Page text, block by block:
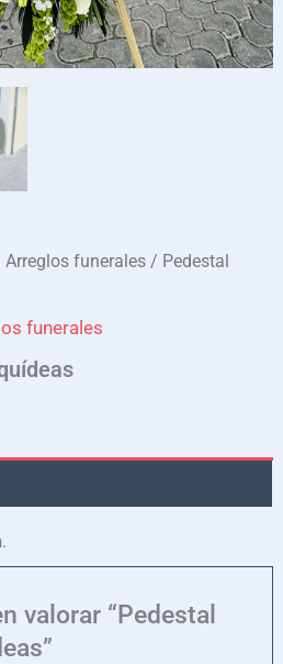
Arreglos funerales / Pedestal
funerales
valorar “Pedestal